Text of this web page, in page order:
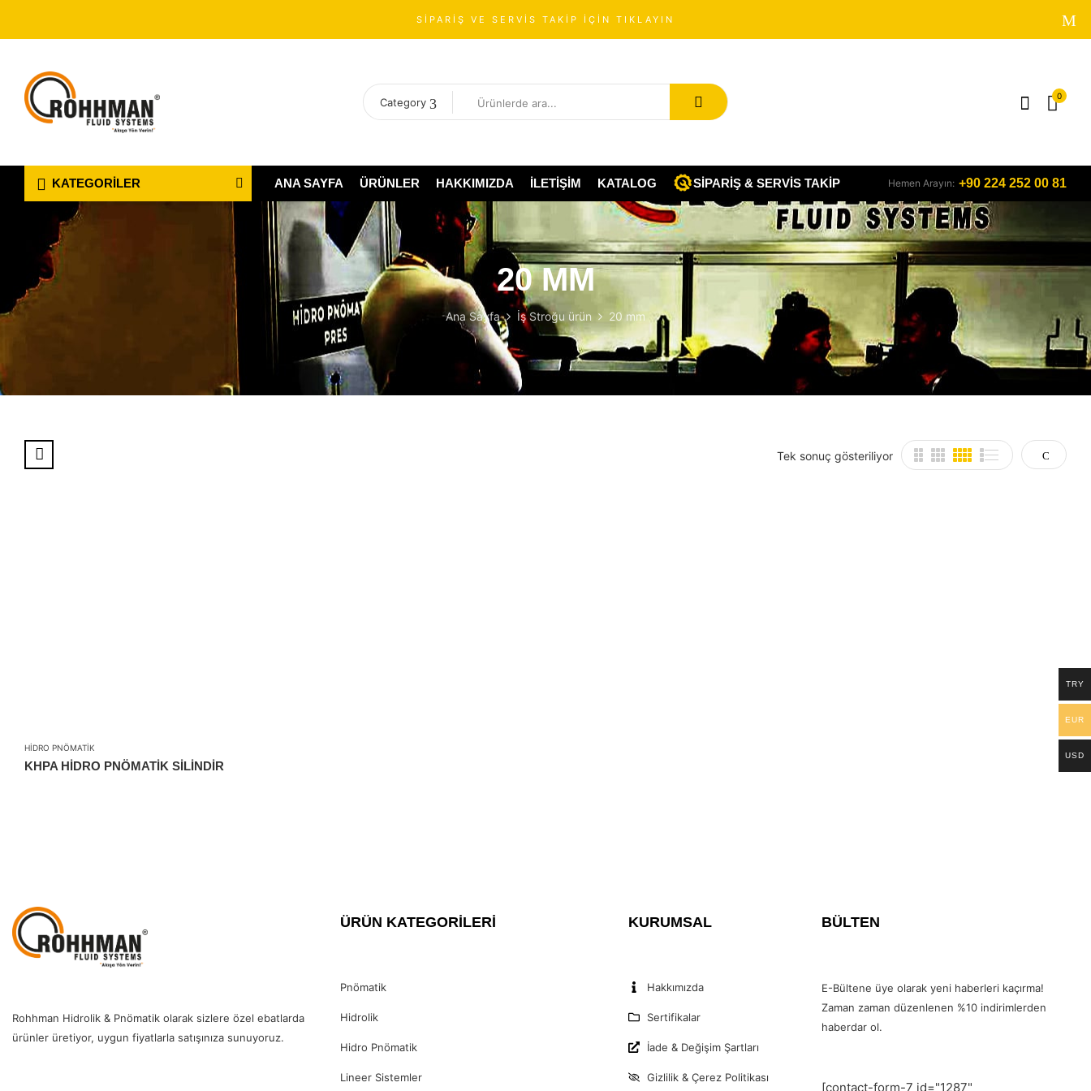
SİPARİŞ VE SERVİS TAKİP İÇİN TIKLAYIN
Category
0
KATEGORILER ANA SAYFA ÜRÜNLER HAKKIMIZDA İLETIŞIM KATALOG SIPARIŞ & SERVIS TAKIP Hemen Arayın: +90 224 252 00 81
20 MM
Ana Sayfa İş Stroğu ürün 20 mm
Tek sonuç gösteriliyor
HIDRO PNÖMATIK
KHPA HİDRO PNÖMATİK SİLİNDİR
Rohhman Hidrolik & Pnömatik olarak sizlere özel ebatlarda
ürünler üretiyor, uygun fiyatlarla satışınıza sunuyoruz.
ÜRÜN KATEGORİLERİ
Pnömatik
Hidrolik
Hidro Pnömatik
Lineer Sistemler
KURUMSAL
Hakkımızda
Sertifikalar
İade & Değişim Şartları
Gizlilik & Çerez Politikası
BÜLTEN
E-Bültene üye olarak yeni haberleri kaçırma!
Zaman zaman düzenlenen %10 indirimlerden
haberdar ol.
[contact-form-7 id="1287"
TRY
EUR
USD